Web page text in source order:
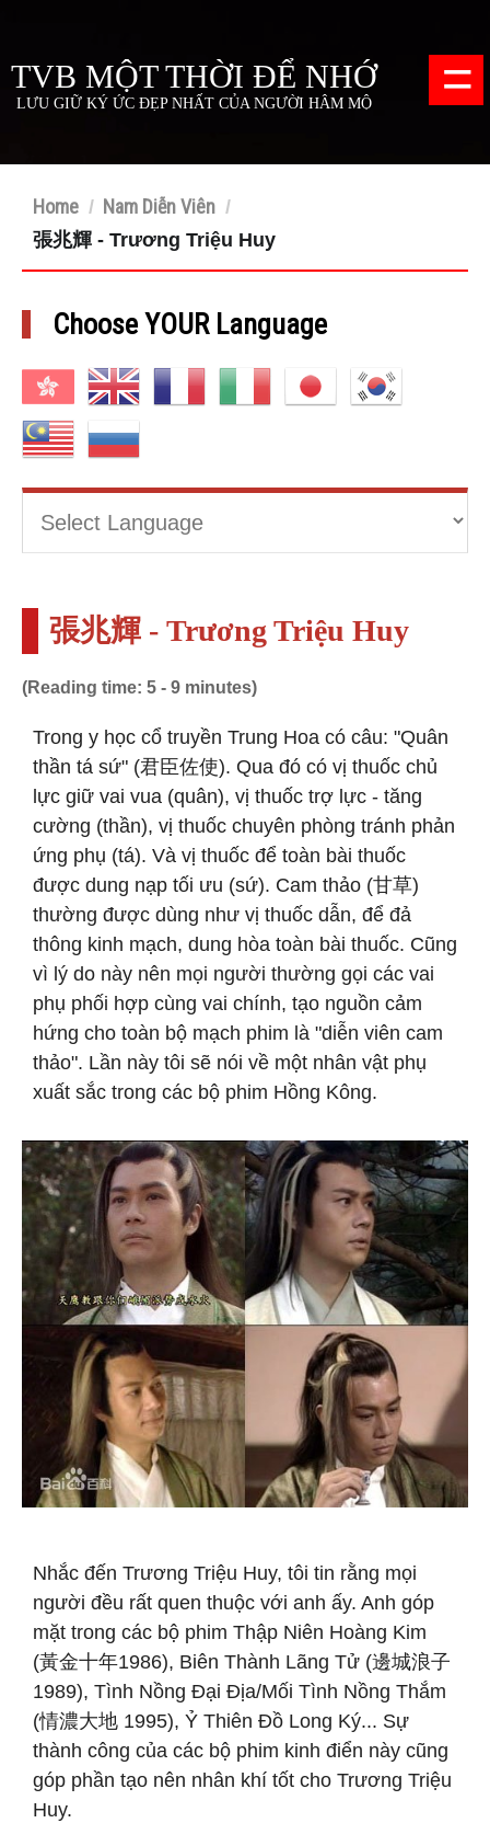
TVB MỘT THỜI ĐỂ NHỚ
LƯU GIỮ KÝ ỨC ĐẸP NHẤT CỦA NGƯỜI HÂM MỘ =
Home / Nam Diễn Viên /
張兆輝 - Trương Triệu Huy
Choose YOUR Language
張兆輝 - Trương Triệu Huy
(Reading time: 5 - 9 minutes)
Trong y học cổ truyền Trung Hoa có câu: "Quân
thần tá sứ" (君臣佐使). Qua đó có vị thuốc chủ
lực giữ vai vua (quân), vị thuốc trợ lực - tăng
cường (thần), vị thuốc chuyên phòng tránh phản
ứng phụ (tá). Và vị thuốc để toàn bài thuốc
được dung nạp tối ưu (sứ). Cam thảo (甘草)
thường được dùng như vị thuốc dẫn, để đả
thông kinh mạch, dung hòa toàn bài thuốc. Cũng
vì lý do này nên mọi người thường gọi các vai
phụ phối hợp cùng vai chính, tạo nguồn cảm
hứng cho toàn bộ mạch phim là "diễn viên cam
thảo". Lần này tôi sẽ nói về một nhân vật phụ
xuất sắc trong các bộ phim Hồng Kông.
Nhắc đến Trương Triệu Huy, tôi tin rằng mọi
người đều rất quen thuộc với anh ấy. Anh góp
mặt trong các bộ phim Thập Niên Hoàng Kim
(黃金十年1986), Biên Thành Lãng Tử (邊城浪子
1989), Tình Nồng Đại Địa/Mối Tình Nồng Thắm
(情濃大地 1995), Ỷ Thiên Đồ Long Ký... Sự
thành công của các bộ phim kinh điển này cũng
góp phần tạo nên nhân khí tốt cho Trương Triệu
Huy.